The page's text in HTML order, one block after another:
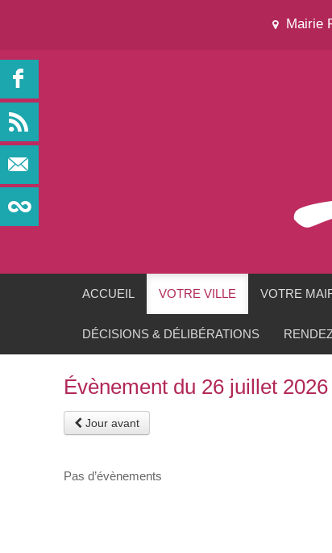
Mairie
ACCUEIL VOTRE VILLE VOTRE
DÉCISIONS & DÉLIBÉRATIONS
Évènement du 26 juillet 2026
Jour avant
Pas d’évènements